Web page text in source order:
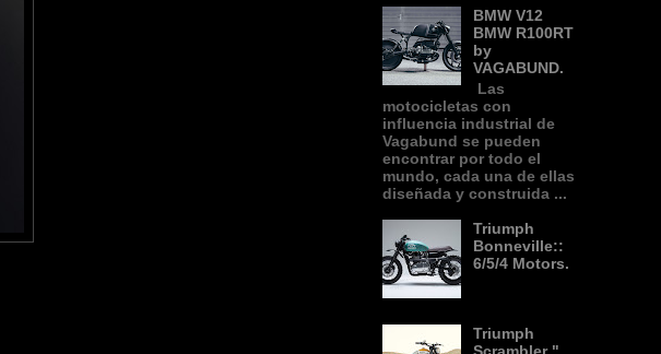
BMW V12
BMW R100RT
by
VAGABUND.
Las
motocicletas con
influencia industrial de
Vagabund se pueden
encontrar por todo el
mundo, cada una de ellas
diseñada y construida ...
Triumph
Bonneville::
6/5/4 Motors.
Triumph